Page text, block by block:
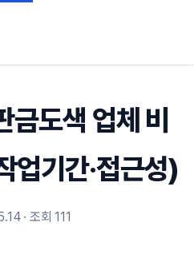
금도색 업체 비
업기간·접근성)
· 조회 111